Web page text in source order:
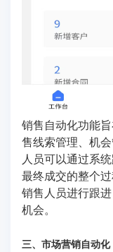
销售自动化功能
售线索管理、机
人员可以通过系
最终成交的整个
销售人员进行跟
机会。
三、市场营销自动化